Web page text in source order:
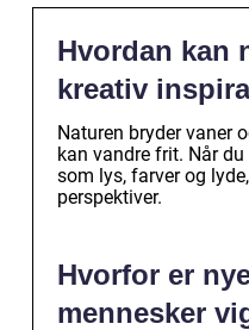
Hvordan kan
kreativ
Naturen bryder vaner
kan vandre frit. Når
som lys, farver og
perspektiver.
Hvorfor er
mennesker